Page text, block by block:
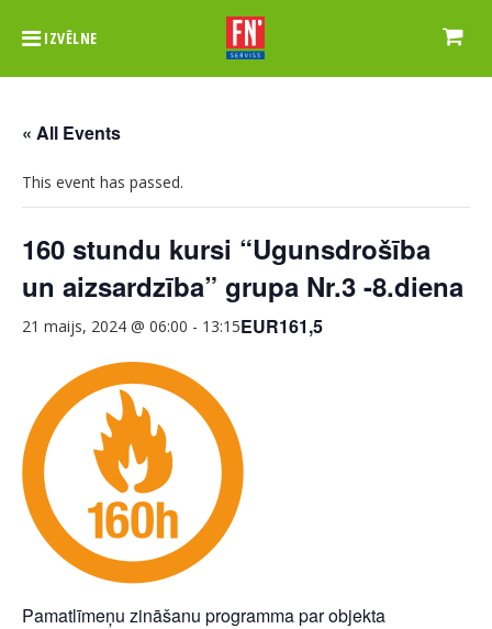
IZVĒLNE
« All Events
This event has passed.
160 stundu kursi “Ugunsdrošība
un aizsardzība” grupa Nr.3 -8.diena
21 maijs, 2024 @ 06:00 - 13:15EUR161,5
Pamatlīmeņu zināšanu programma par objekta